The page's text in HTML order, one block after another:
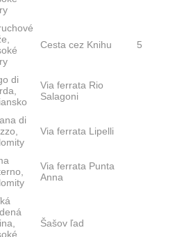
Cesta cez Knihu 5
di
Via ferrata Rio
Salagoni
di
Via ferrata Lipelli
Via ferrata Punta
Anna
Šašov ľad